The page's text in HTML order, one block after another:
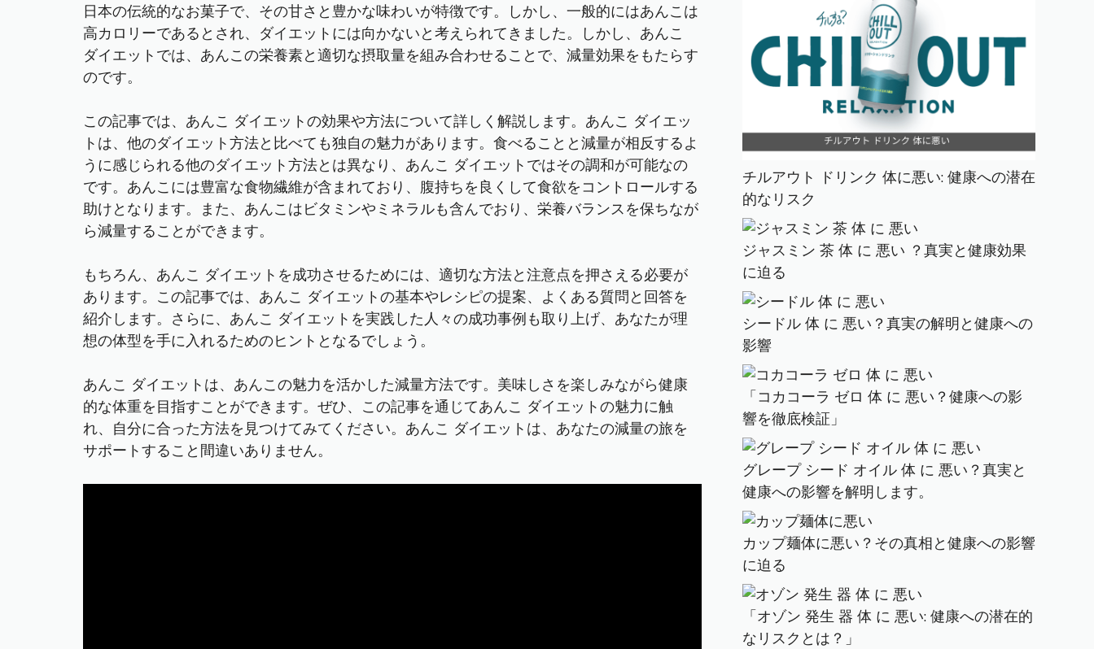
日本の伝統的なお菓子で、その甘さと豊かな味わいが特徴です。しかし、一般的にはあんこは
高カロリーであるとされ、ダイエットには向かないと考えられてきました。しかし、あんこ
ダイエットでは、あんこの栄養素と適切な摂取量を組み合わせることで、減量効果をもたらす
のです。
この記事では、あんこ ダイエットの効果や方法について詳しく解説します。あんこ ダイエッ
トは、他のダイエット方法と比べても独自の魅力があります。食べることと減量が相反するよ
うに感じられる他のダイエット方法とは異なり、あんこ ダイエットではその調和が可能なの
です。あんこには豊富な食物繊維が含まれており、腹持ちを良くして食欲をコントロールする
助けとなります。また、あんこはビタミンやミネラルも含んでおり、栄養バランスを保ちなが
ら減量することができます。
もちろん、あんこ ダイエットを成功させるためには、適切な方法と注意点を押さえる必要が
あります。この記事では、あんこ ダイエットの基本やレシピの提案、よくある質問と回答を
紹介します。さらに、あんこ ダイエットを実践した人々の成功事例も取り上げ、あなたが理
想の体型を手に入れるためのヒントとなるでしょう。
あんこ ダイエットは、あんこの魅力を活かした減量方法です。美味しさを楽しみながら健康
的な体重を目指すことができます。ぜひ、この記事を通じてあんこ ダイエットの魅力に触
れ、自分に合った方法を見つけてみてください。あんこ ダイエットは、あなたの減量の旅を
サポートすること間違いありません。
チルアウト ドリンク 体に悪い: 健康への潜在
的なリスク
ジャスミン 茶 体 に 悪い ？真実と健康効果
に迫る
シードル 体 に 悪い？真実の解明と健康への
影響
「コカコーラ ゼロ 体 に 悪い？健康への影
響を徹底検証」
グレープ シード オイル 体 に 悪い？真実と
健康への影響を解明します。
カップ麺体に悪い？その真相と健康への影響
に迫る
「オゾン 発生 器 体 に 悪い: 健康への潜在的
なリスクとは？」